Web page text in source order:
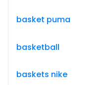
basket puma
basketball
baskets nike